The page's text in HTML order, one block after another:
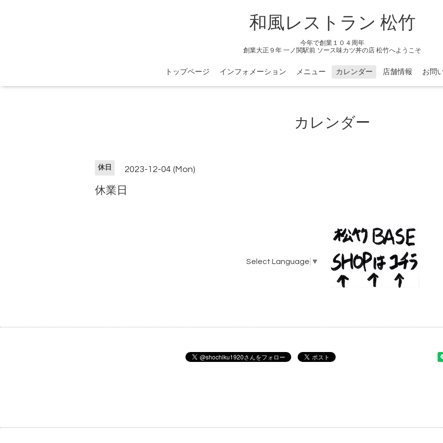
和風レストラン 松竹
今年で創業１０４周年
創業大正９年 一ノ関駅前 ソース味カツ丼の店 松竹へようこそ
トップページ インフォメーション メニュー カレンダー 店舗情報 お問
カレンダー
休日 2023-12-04 (Mon)
休業日
Select Language ▼